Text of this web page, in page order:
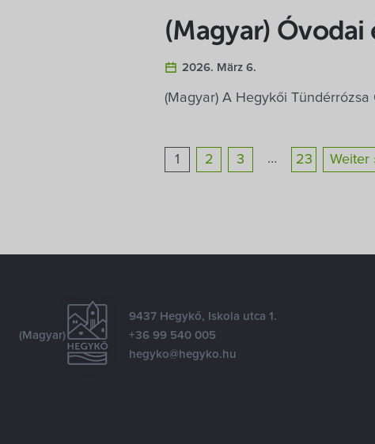
(Magyar)
2026. März 6.
(Magyar) A Hegykői
1 2 3 … 23 Weiter
(Magyar)
9437 Hegykő, Iskola utca 1.
+36 99 540 005
hegyko@hegyko.hu